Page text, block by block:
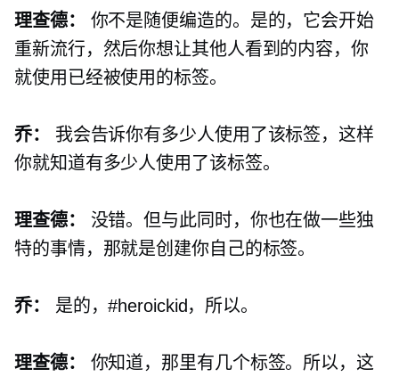
理查德：
你不是随便编造的。是的，它会开始
重新流行，然后你想让其他人看到的内容，你
就使用已经被使用的标签。
乔：
我会告诉你有多少人使用了该标签，这样
你就知道有多少人使用了该标签。
理查德：
没错。但与此同时，你也在做一些独
特的事情，那就是创建你自己的标签。
乔： 是的，#heroickid，所以。
理查德：
你知道，那里有几个标签。所以，这